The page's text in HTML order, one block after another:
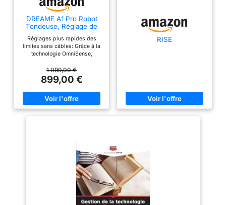
DREAME A1 Pro Robot
Tondeuse, Réglage de
Limite sans Câble Rapide
Réglages plus rapides des
limites sans câbles: Grâce à la
technologie OmniSense,
pelouse et personnalisez les
différentes zones de tonte selon
vos préférences; Finis les
câbles désordonnés ou les
bornes RTK complexes qui
vous empêchent de profiter
n'avez plus besoin de surveiller
l'ensemble du processus; Les
tâches de tonte en temps réel ou
planifiées, les zones de tonte ou
interdites, ainsi que les zones
temporaires ou prédéfinies
peuvent toutes être réglées
1 099,00 €
899,00 €
RISE